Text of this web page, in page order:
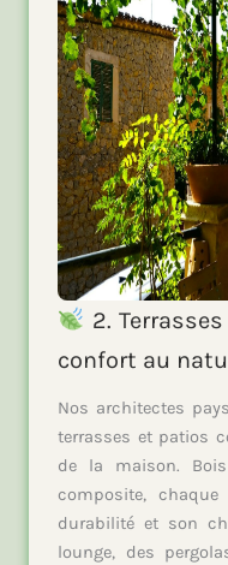
2.
confort au
Nos architectes
terrasses et patios
de la maison.
composite,
durabilité et son
lounge, des